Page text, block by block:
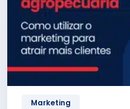
Marketing